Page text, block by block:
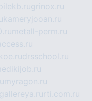
grinox.ru
kameryjooan.ru
metall-perm.ru
drsschool.ru
myragon.ru
rti.com.ru